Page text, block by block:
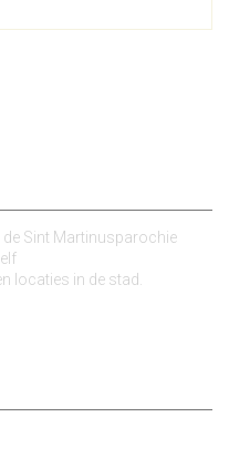
Sint Martinusparochie
locaties in de stad.